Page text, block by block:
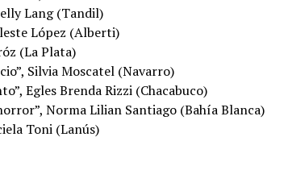
Lang (Tandil)
López (Alberti)
(La Plata)
Silvia Moscatel (Navarro)
Egles Brenda Rizzi (Chacabuco)
Norma Lilian Santiago (Bahía Blanca)
Toni (Lanús)